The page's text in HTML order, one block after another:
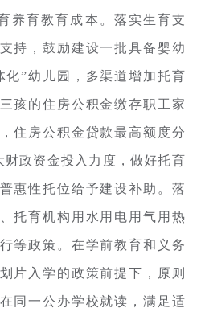
养育教育成本。落实生育支
持，鼓励建设一批具备婴幼
化”幼儿园，多渠道增加托育
孩的住房公积金缴存职工家
住房公积金贷款最高额度分
财政资金投入力度，做好托育
惠性托位给予建设补助。落
托育机构用水用电用气用热
等政策。在学前教育和义务
片入学的政策前提下，原则
同一公办学校就读，满足适